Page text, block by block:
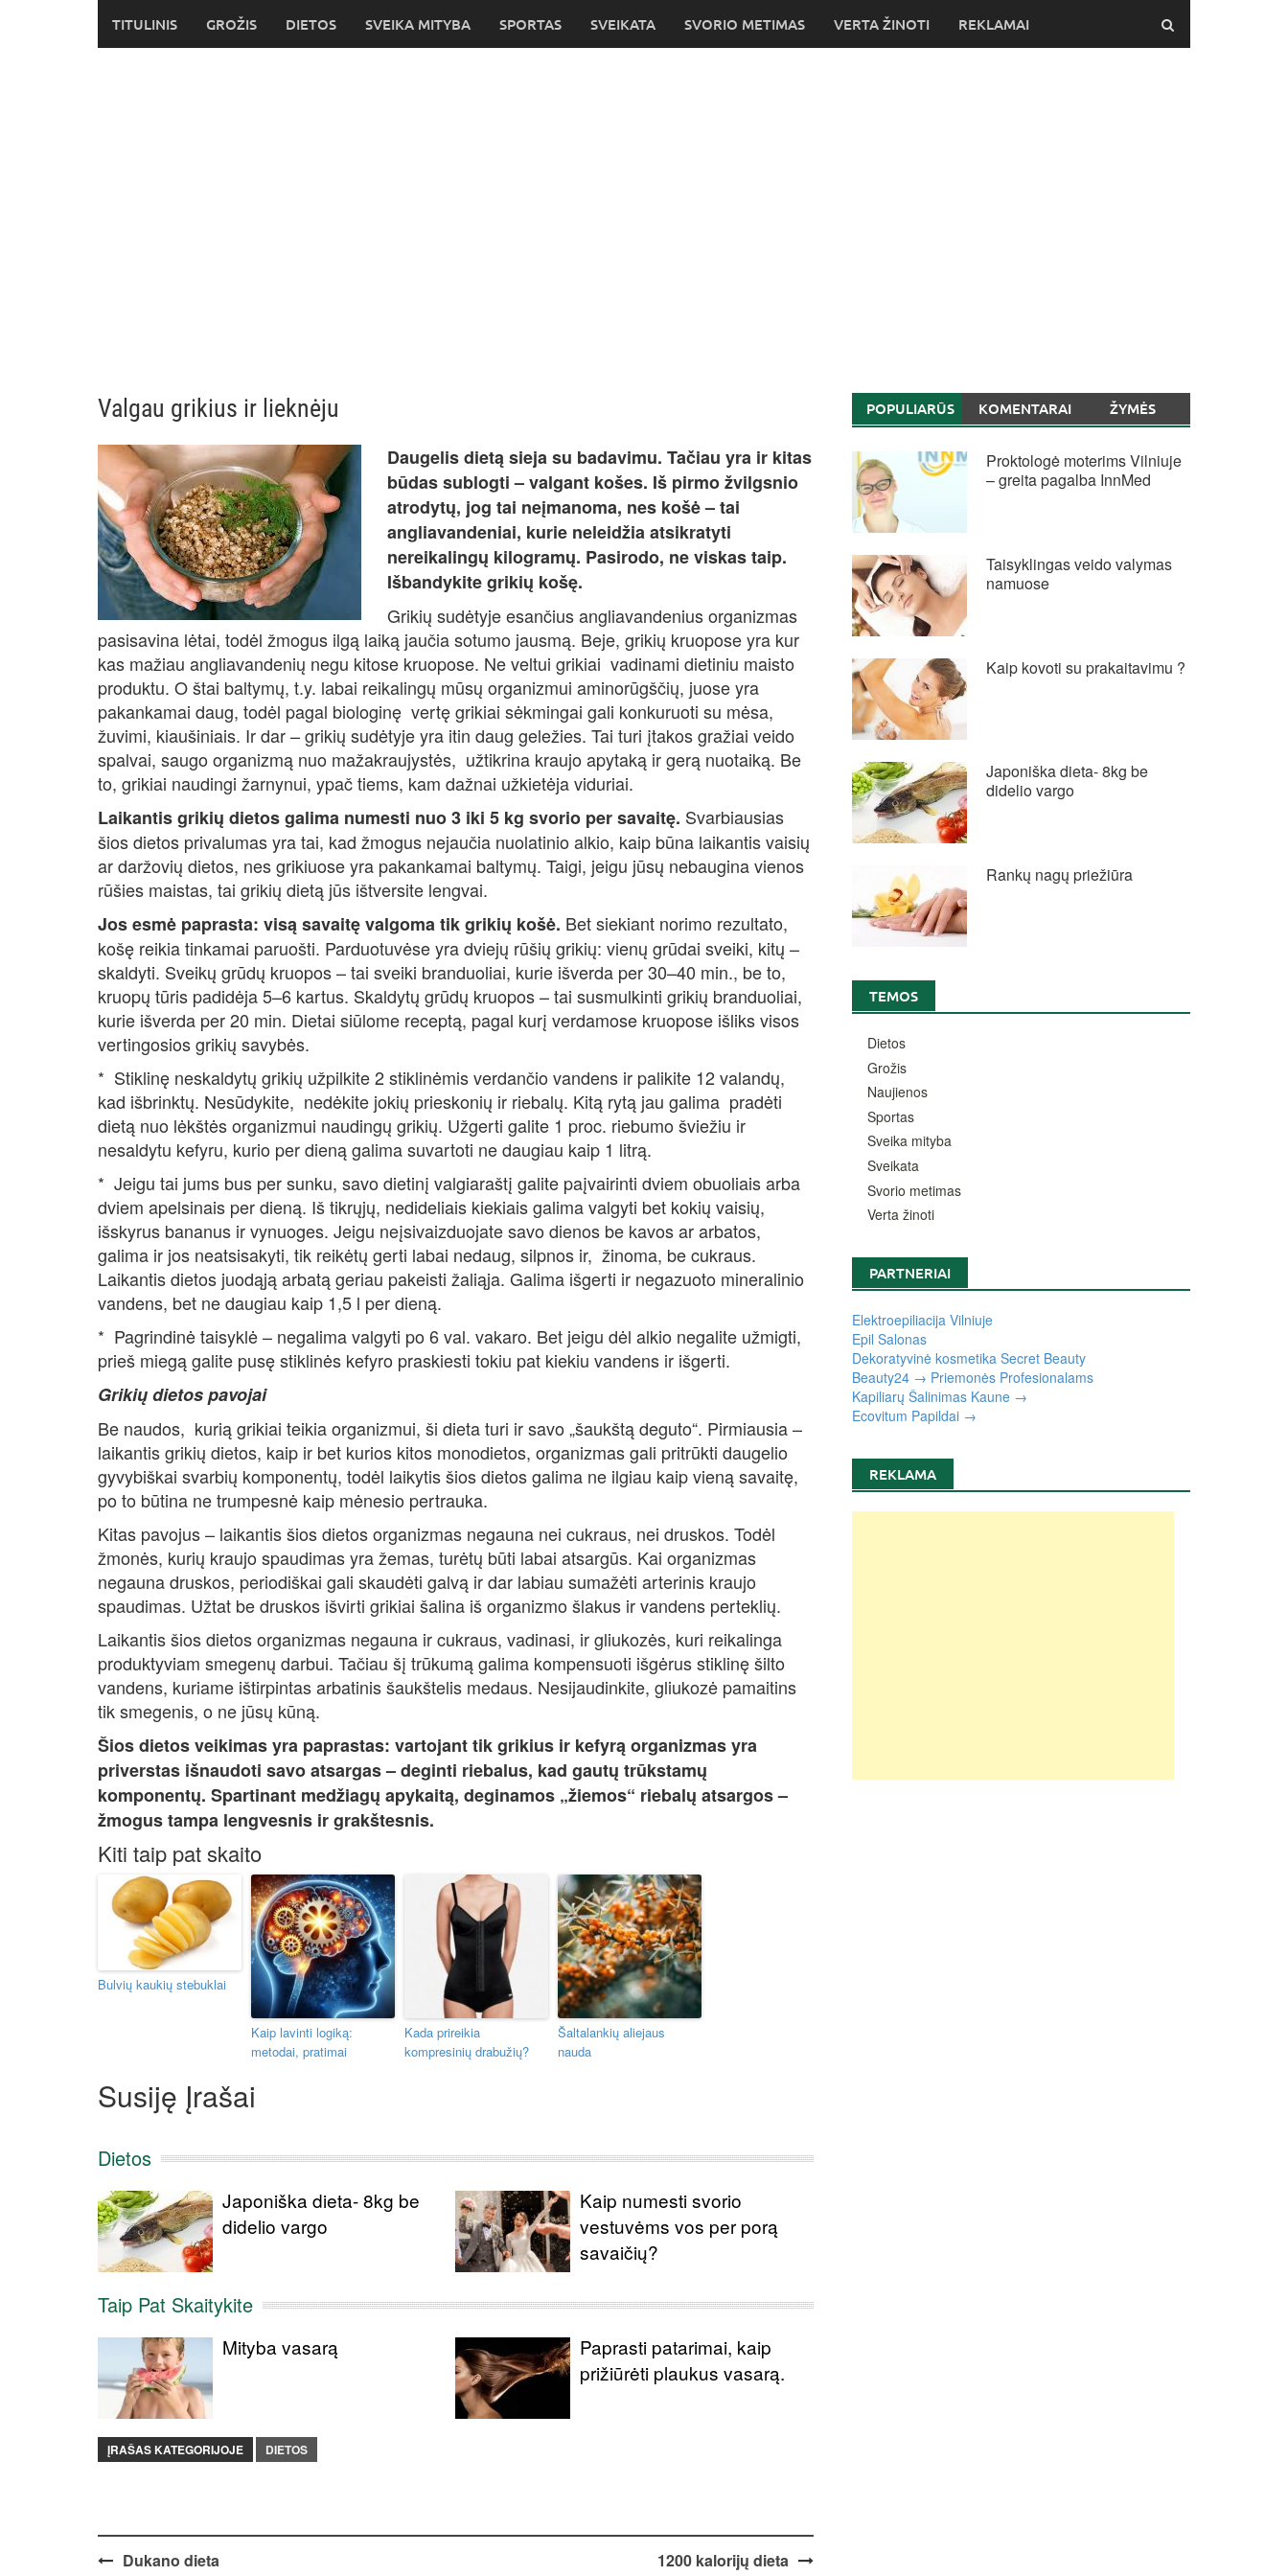
TITULINIS GROŽIS DIETOS SVEIKA MITYBA SPORTAS SVEIKATA SVORIO METIMAS VERTA ŽINOTI REKLAMAI
Valgau grikius ir lieknėju
Daugelis dietą sieja su badavimu. Tačiau yra ir kitas
būdas sublogti – valgant košes. Iš pirmo žvilgsnio
atrodytų, jog tai neįmanoma, nes košė – tai
angliavandeniai, kurie neleidžia atsikratyti
nereikalingų kilogramų. Pasirodo, ne viskas taip.
Išbandykite grikių košę.
Grikių sudėtyje esančius angliavandenius organizmas
pasisavina lėtai, todėl žmogus ilgą laiką jaučia sotumo jausmą. Beje, grikių kruopose yra kur
kas mažiau angliavandenių negu kitose kruopose. Ne veltui grikiai vadinami dietiniu maisto
produktu. O štai baltymų, t.y. labai reikalingų mūsų organizmui aminorūgščių, juose yra
pakankamai daug, todėl pagal biologinę vertę grikiai sėkmingai gali konkuruoti su mėsa,
žuvimi, kiaušiniais. Ir dar – grikių sudėtyje yra itin daug geležies. Tai turi įtakos gražiai veido
spalvai, saugo organizmą nuo mažakraujystės, užtikrina kraujo apytaką ir gerą nuotaiką. Be
to, grikiai naudingi žarnynui, ypač tiems, kam dažnai užkietėja viduriai.
Laikantis grikių dietos galima numesti nuo 3 iki 5 kg svorio per savaitę. Svarbiausias
šios dietos privalumas yra tai, kad žmogus nejaučia nuolatinio alkio, kaip būna laikantis vaisių
ar daržovių dietos, nes grikiuose yra pakankamai baltymų. Taigi, jeigu jūsų nebaugina vienos
rūšies maistas, tai grikių dietą jūs ištversite lengvai.
Jos esmė paprasta: visą savaitę valgoma tik grikių košė. Bet siekiant norimo rezultato,
košę reikia tinkamai paruošti. Parduotuvėse yra dviejų rūšių grikių: vienų grūdai sveiki, kitų –
skaldyti. Sveikų grūdų kruopos – tai sveiki branduoliai, kurie išverda per 30–40 min., be to,
kruopų tūris padidėja 5–6 kartus. Skaldytų grūdų kruopos – tai susmulkinti grikių branduoliai,
kurie išverda per 20 min. Dietai siūlome receptą, pagal kurį verdamose kruopose išliks visos
vertingosios grikių savybės.
* Stiklinę neskaldytų grikių užpilkite 2 stiklinėmis verdančio vandens ir palikite 12 valandų,
kad išbrinktų. Nesūdykite, nedėkite jokių prieskonių ir riebalų. Kitą rytą jau galima pradėti
dietą nuo lėkštės organizmui naudingų grikių. Užgerti galite 1 proc. riebumo šviežiu ir
nesaldytu kefyru, kurio per dieną galima suvartoti ne daugiau kaip 1 litrą.
* Jeigu tai jums bus per sunku, savo dietinį valgiaraštį galite paįvairinti dviem obuoliais arba
dviem apelsinais per dieną. Iš tikrųjų, nedideliais kiekiais galima valgyti bet kokių vaisių,
išskyrus bananus ir vynuoges. Jeigu neįsivaizduojate savo dienos be kavos ar arbatos,
galima ir jos neatsisakyti, tik reikėtų gerti labai nedaug, silpnos ir, žinoma, be cukraus.
Laikantis dietos juodąją arbatą geriau pakeisti žaliąja. Galima išgerti ir negazuoto mineralinio
vandens, bet ne daugiau kaip 1,5 l per dieną.
* Pagrindinė taisyklė – negalima valgyti po 6 val. vakaro. Bet jeigu dėl alkio negalite užmigti,
prieš miegą galite pusę stiklinės kefyro praskiesti tokiu pat kiekiu vandens ir išgerti.
Grikių dietos pavojai
Be naudos, kurią grikiai teikia organizmui, ši dieta turi ir savo „šaukštą deguto“. Pirmiausia –
laikantis grikių dietos, kaip ir bet kurios kitos monodietos, organizmas gali pritrūkti daugelio
gyvybiškai svarbių komponentų, todėl laikytis šios dietos galima ne ilgiau kaip vieną savaitę,
po to būtina ne trumpesnė kaip mėnesio pertrauka.
Kitas pavojus – laikantis šios dietos organizmas negauna nei cukraus, nei druskos. Todėl
žmonės, kurių kraujo spaudimas yra žemas, turėtų būti labai atsargūs. Kai organizmas
negauna druskos, periodiškai gali skaudėti galvą ir dar labiau sumažėti arterinis kraujo
spaudimas. Užtat be druskos išvirti grikiai šalina iš organizmo šlakus ir vandens perteklių.
Laikantis šios dietos organizmas negauna ir cukraus, vadinasi, ir gliukozės, kuri reikalinga
produktyviam smegenų darbui. Tačiau šį trūkumą galima kompensuoti išgėrus stiklinę šilto
vandens, kuriame ištirpintas arbatinis šaukštelis medaus. Nesijaudinkite, gliukozė pamaitins
tik smegenis, o ne jūsų kūną.
Šios dietos veikimas yra paprastas: vartojant tik grikius ir kefyrą organizmas yra
priverstas išnaudoti savo atsargas – deginti riebalus, kad gautų trūkstamų
komponentų. Spartinant medžiagų apykaitą, deginamos „žiemos“ riebalų atsargos –
žmogus tampa lengvesnis ir grakštesnis.
Kiti taip pat skaito
Bulvių kaukių stebuklai
Kaip lavinti logiką:
metodai, pratimai
Kada prireikia
kompresinių drabužių?
Šaltalankių aliejaus
nauda
Susiję Įrašai
Dietos
Japoniška dieta- 8kg be
didelio vargo
Kaip numesti svorio
vestuvėms vos per porą
savaičių?
Taip Pat Skaitykite
Mityba vasarą
Paprasti patarimai, kaip
prižiūrėti plaukus vasarą.
ĮRAŠAS KATEGORIJOJE DIETOS
PostDukano dieta 1200 kalorijų dieta
POPULIARŪS KOMENTARAI ŽYMĖS
Proktologė moterims Vilniuje
– greita pagalba InnMed
Taisyklingas veido valymas
namuose
Kaip kovoti su prakaitavimu ?
Japoniška dieta- 8kg be
didelio vargo
Rankų nagų priežiūra
TEMOS
Dietos
Grožis
Naujienos
Sportas
Sveika mityba
Sveikata
Svorio metimas
Verta žinoti
PARTNERIAI
Elektroepiliacija Vilniuje
Epil Salonas
Dekoratyvinė kosmetika Secret Beauty
Beauty24 → Priemonės Profesionalams
Kapiliarų Šalinimas Kaune →
Ecovitum Papildai →
REKLAMA